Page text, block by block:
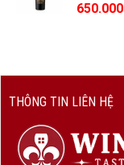
650.000
THÔNG TIN LIÊN HỆ